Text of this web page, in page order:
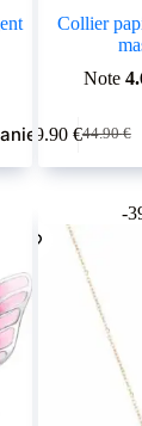
Collier
Note
44.90€
Le
prix
19.90 €Le
prix
-